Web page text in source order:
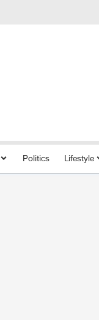
Politics Lifestyle